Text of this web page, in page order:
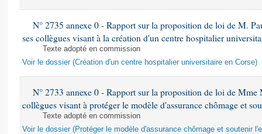
N° 2735 annexe 0 - Rapport sur la proposition de loi de M.
ses collègues visant à la création d'un centre hospitalier
Texte adopté en commission
Voir le dossier (Création d'un centre hospitalier universitaire en Corse)
N° 2733 annexe 0 - Rapport sur la proposition de loi de Mme
collègues visant à protéger le modèle d'assurance chômage et
Texte adopté en commission
Voir le dossier (Protéger le modèle d'assurance chômage et soutenir